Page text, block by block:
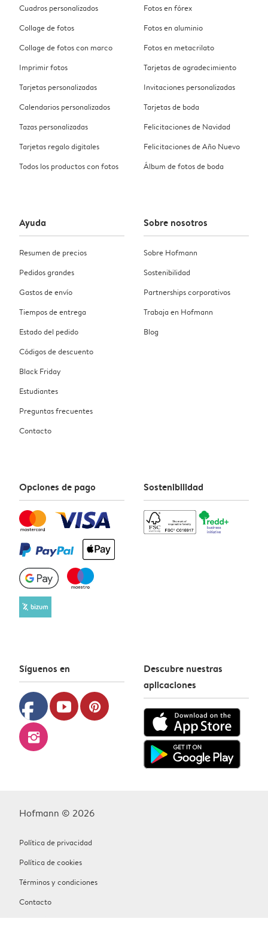
Cuadros personalizados
Collage de fotos
Collage de fotos con marco
Imprimir fotos
Tarjetas personalizadas
Calendarios personalizados
Tazas personalizadas
Tarjetas regalo digitales
Todos los productos con fotos
Fotos en fórex
Fotos en aluminio
Fotos en metacrilato
Tarjetas de agradecimiento
Invitaciones personalizadas
Tarjetas de boda
Felicitaciones de Navidad
Felicitaciones de Año Nuevo
Álbum de fotos de boda
Ayuda
Resumen de precios
Pedidos grandes
Gastos de envío
Tiempos de entrega
Estado del pedido
Códigos de descuento
Black Friday
Estudiantes
Preguntas frecuentes
Contacto
Sobre nosotros
Sobre Hofmann
Sostenibilidad
Partnerships corporativos
Trabaja en Hofmann
Blog
Opciones de pago Sostenibilidad
Síguenos en
facebook youtube pinterest
instagram
Descubre nuestras
aplicaciones
Hofmann © 2026
Política de privacidad
Política de cookies
Términos y condiciones
Contacto